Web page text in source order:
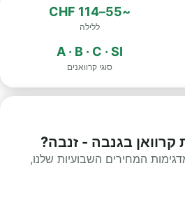
~55–114 CHF
ללילה
A · B · C · SI
סוגי קרוואנים
בגנבה - זנבה?
המחירים השבועיות שלנו,